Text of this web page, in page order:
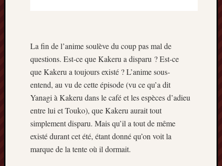
La fin de l’anime soulève du coup pas mal de
questions. Est-ce que Kakeru a disparu ? Est-ce
que Kakeru a toujours existé ? L’anime sous-
entend, au vu de cette épisode (vu ce qu’a dit
Yanagi à Kakeru dans le café et les espèces d’adieu
entre lui et Touko), que Kakeru aurait tout
simplement disparu. Mais qu’il a tout de même
existé durant cet été, étant donné qu’on voit la
marque de la tente où il dormait.